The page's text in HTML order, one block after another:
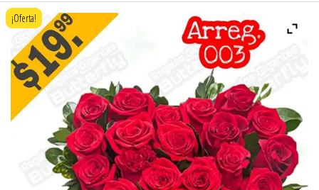
¡Oferta!